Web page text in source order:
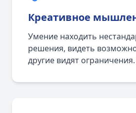
Креативное
Умение находить
решения, видеть
другие видят ограничения.